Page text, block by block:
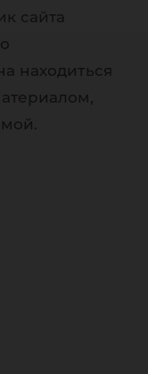
сайта
находиться